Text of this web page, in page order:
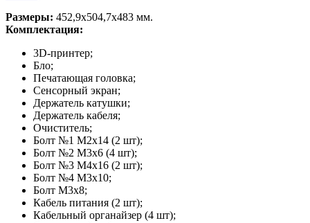
Размеры: 452,9х504,7х483 мм.
Комплектация:
3D-принтер;
Бло;
Печатающая головка;
Сенсорный экран;
Держатель катушки;
Держатель кабеля;
Очиститель;
Болт №1 М2х14 (2 шт);
Болт №2 М3х6 (4 шт);
Болт №3 М4х16 (2 шт);
Болт №4 M3х10;
Болт M3х8;
Кабель питания (2 шт);
Кабельный органайзер (4 шт);